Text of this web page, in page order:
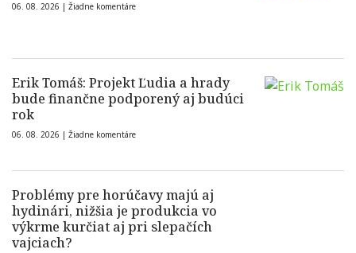
06. 08. 2026 | Žiadne komentáre
Erik Tomáš: Projekt Ľudia a hrady
bude finančne podporený aj budúci
rok
06. 08. 2026 | Žiadne komentáre
Problémy pre horúčavy majú aj
hydinári, nižšia je produkcia vo
výkrme kurčiat aj pri slepačích
vajciach?